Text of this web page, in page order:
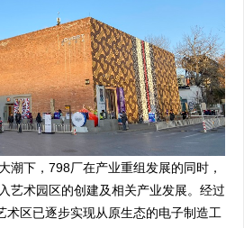
潮下，798厂在产业重组发展的同时，
艺术园区的创建及相关产业发展。经过
术区已逐步实现从原生态的电子制造工